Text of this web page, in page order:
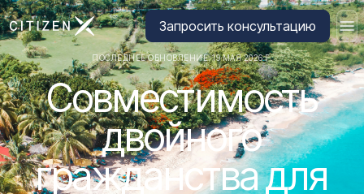
Перейти на главную страницу CitizenX
Запросить консультацию
ПОСЛЕДНЕЕ ОБНОВЛЕНИЕ: 19 МАЯ 2026 Г.
Совместимость
двойного
гражданства для